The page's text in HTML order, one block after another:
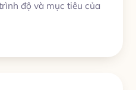
độ và mục tiêu của